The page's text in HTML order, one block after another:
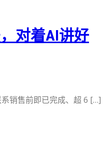
对着AI讲好
销售前即已完成、超 6 […]